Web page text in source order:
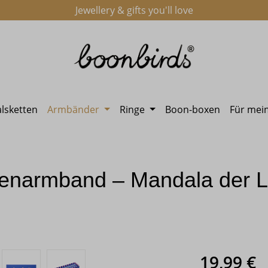
Jewellery & gifts you'll love
Armbänder Ringe Boon-boxen Für
– Mandala der
Regulärer Preis:
19,99 €